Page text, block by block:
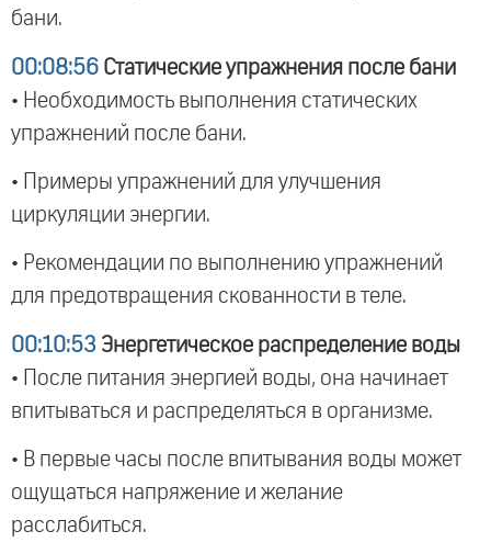
бани.
00:08:56 Статические упражнения после бани
• Необходимость выполнения статических
упражнений после бани.
• Примеры упражнений для улучшения
циркуляции энергии.
• Рекомендации по выполнению упражнений
для предотвращения скованности в теле.
00:10:53 Энергетическое распределение воды
• После питания энергией воды, она начинает
впитываться и распределяться в организме.
• В первые часы после впитывания воды может
ощущаться напряжение и желание
расслабиться.